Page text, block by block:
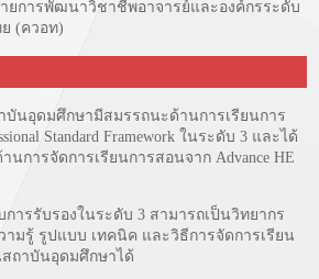
รพัฒนาวิชาชีพอาจารย์และองค์กรระดับ
(ควอท)
ดมศึกษามีสมรรถนะด้านการเรียนการ
Standard Framework ในระดับ 3 และได้
นการจัดการเรียนการสอนจาก Advance HE
บรองในระดับ 3 สามารถเป็นวิทยากร
มรู้ รูปแบบ เทคนิค และวิธีการจัดการเรียน
ถาบันอุดมศึกษาได้